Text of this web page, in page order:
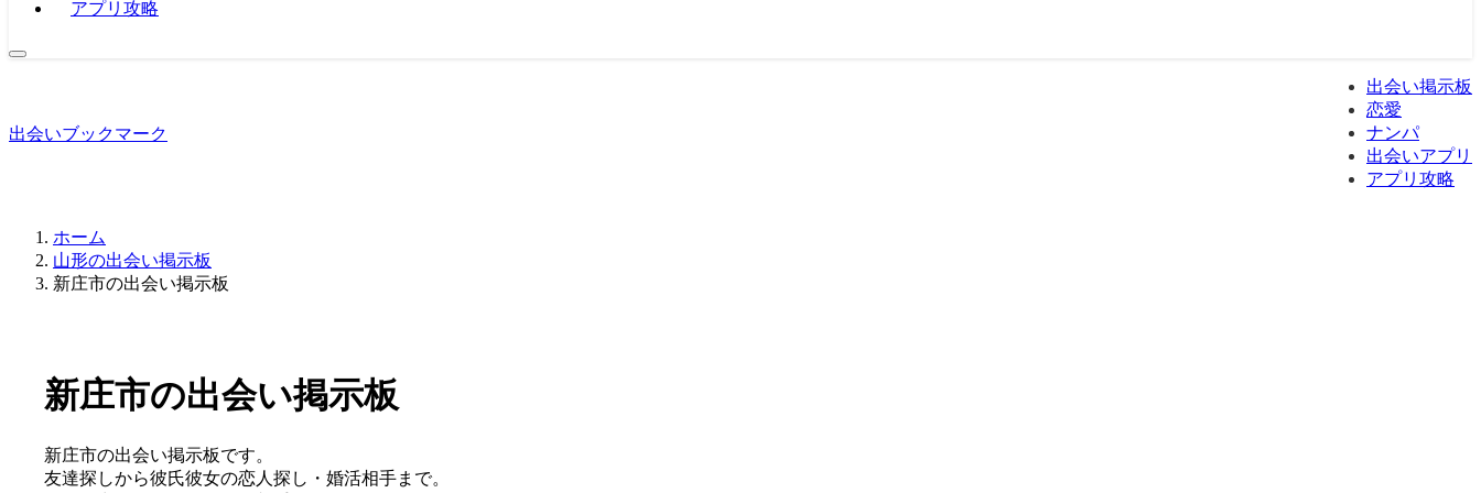
アプリ攻略
出会いブックマーク
出会い掲示板
恋愛
ナンパ
出会いアプリ
アプリ攻略
ホーム
山形の出会い掲示板
新庄市の出会い掲示板
新庄市の出会い掲示板
新庄市の出会い掲示板です。
友達探しから彼氏彼女の恋人探し・婚活相手まで。